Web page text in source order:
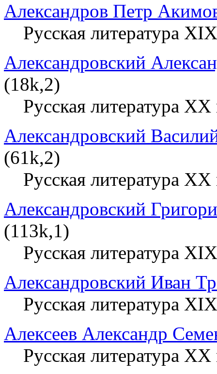
Александров Петр
Русская литература
Александровский
(18k,2)
Русская литература XX
Александровский
(61k,2)
Русская литература XX
Александровский
(113k,1)
Русская литература
Александровский Иван
Русская литература
Алексеев Александр
Русская литература XX